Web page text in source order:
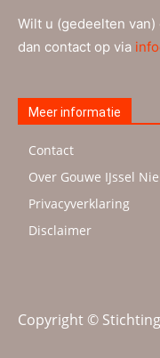
Wilt u (gedeelten
dan contact op via
Meer informatie
Contact
Over Gouwe IJssel
Privacyverklaring
Disclaimer
Copyright ©